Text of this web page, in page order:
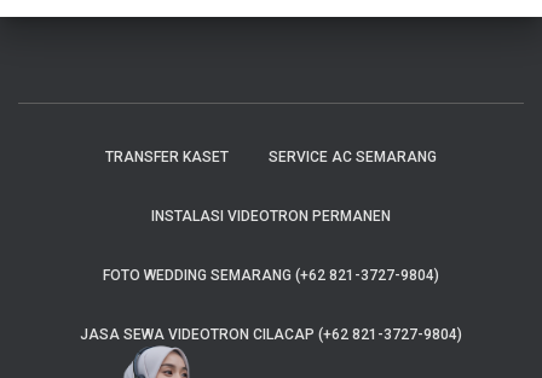
TRANSFER KASET SERVICE AC SEMARANG
INSTALASI VIDEOTRON PERMANEN
FOTO WEDDING SEMARANG (+62 821-3727-9804)
JASA SEWA VIDEOTRON CILACAP (+62 821-3727-9804)